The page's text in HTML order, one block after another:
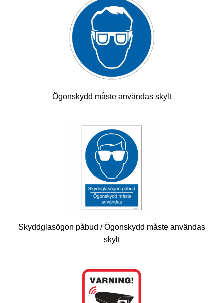
Ögonskydd måste användas skylt
Skyddglasögon påbud / Ögonskydd måste användas
skylt